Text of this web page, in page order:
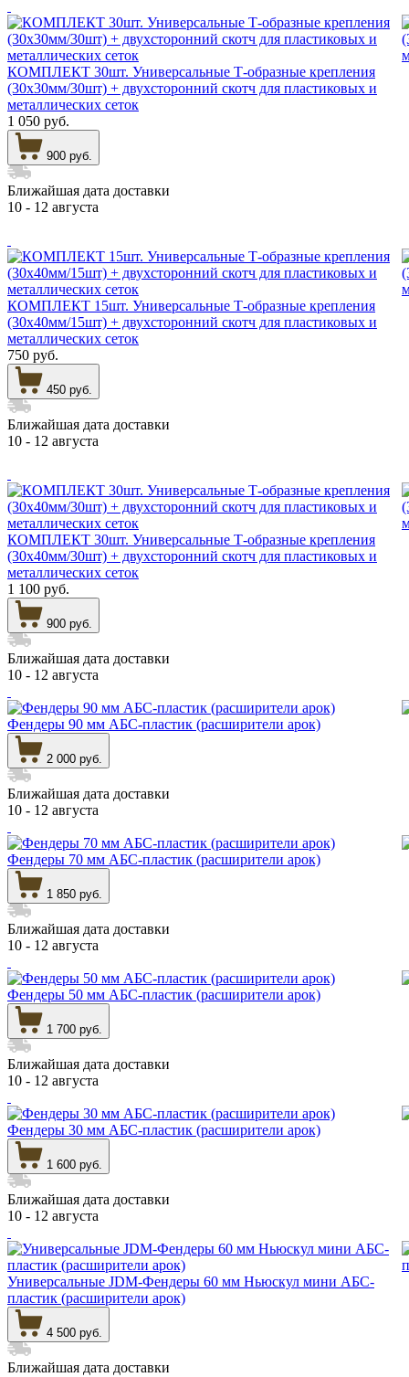
КОМПЛЕКТ 30шт. Универсальные Т-образные крепления
(30х30мм/30шт) + двухсторонний скотч для пластиковых и
металлических сеток
1 050 руб.
900 руб.
Ближайшая дата доставки
10 - 12 августа
КОМПЛЕКТ 15шт. Универсальные Т-образные крепления
(30х40мм/15шт) + двухсторонний скотч для пластиковых и
металлических сеток
750 руб.
450 руб.
Ближайшая дата доставки
10 - 12 августа
КОМПЛЕКТ 30шт. Универсальные Т-образные крепления
(30х40мм/30шт) + двухсторонний скотч для пластиковых и
металлических сеток
1 100 руб.
900 руб.
Ближайшая дата доставки
10 - 12 августа
Фендеры 90 мм АБС-пластик (расширители арок)
2 000 руб.
Ближайшая дата доставки
10 - 12 августа
Фендеры 70 мм АБС-пластик (расширители арок)
1 850 руб.
Ближайшая дата доставки
10 - 12 августа
Фендеры 50 мм АБС-пластик (расширители арок)
1 700 руб.
Ближайшая дата доставки
10 - 12 августа
Фендеры 30 мм АБС-пластик (расширители арок)
1 600 руб.
Ближайшая дата доставки
10 - 12 августа
Универсальные JDM-Фендеры 60 мм Ньюскул мини АБС-
пластик (расширители арок)
4 500 руб.
Ближайшая дата доставки